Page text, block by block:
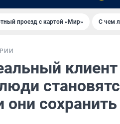
проезд с картой «Мир» С чем
клиент
они